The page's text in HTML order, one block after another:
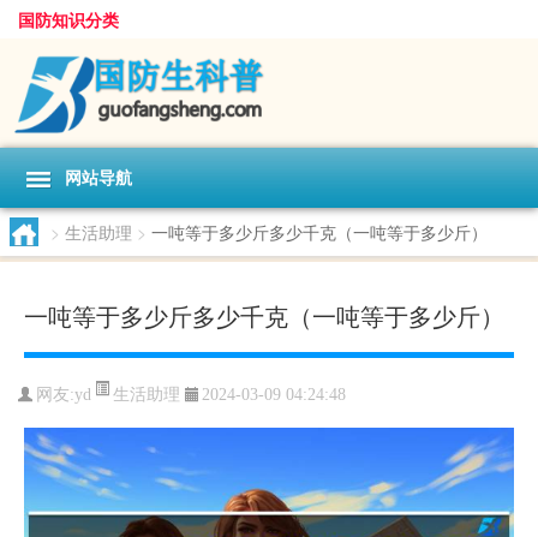
国防知识分类
网站导航
> 生活助理 > 一吨等于多少斤多少千克（一吨等于多少斤）
一吨等于多少斤多少千克（一吨等于多少斤）
网友:yd 生活助理 2024-03-09 04:24:48